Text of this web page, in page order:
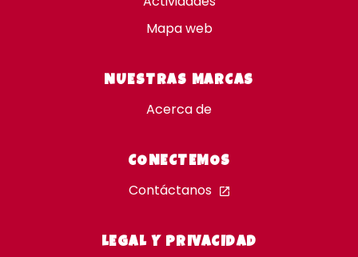
Mapa web
NUESTRAS MARCAS
Acerca de
CONECTEMOS
Contáctanos
LEGAL Y PRIVACIDAD